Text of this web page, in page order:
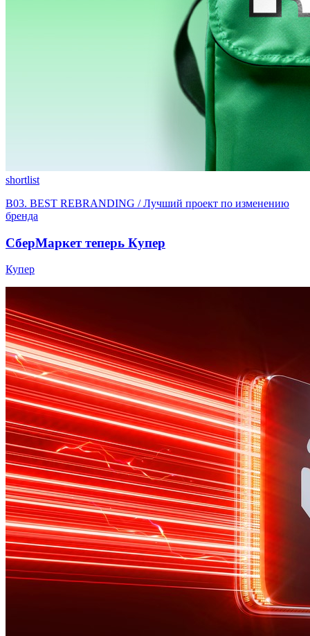
shortlist
B03. BEST REBRANDING / Лучший проект по изменению
бренда
СберМаркет теперь Купер
Купер